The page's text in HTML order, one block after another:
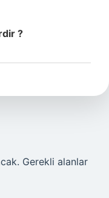
?
Gerekli alanlar